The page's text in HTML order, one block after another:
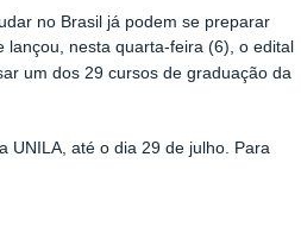
no Brasil já podem se preparar
lançou, nesta quarta-feira (6), o edital
um dos 29 cursos de graduação da
UNILA, até o dia 29 de julho. Para